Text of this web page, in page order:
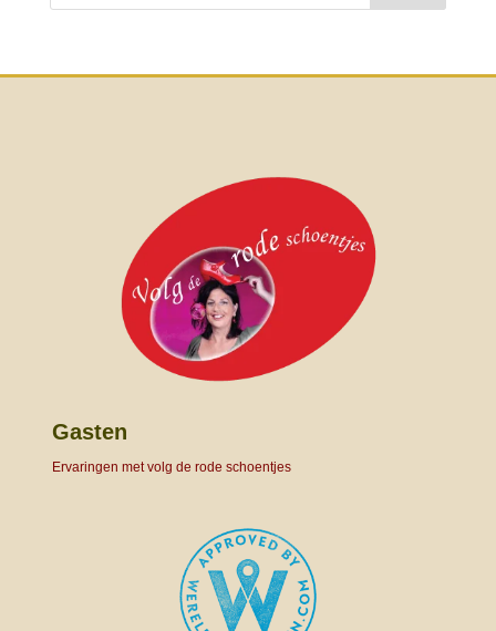
Gasten
Ervaringen met volg de rode schoentjes